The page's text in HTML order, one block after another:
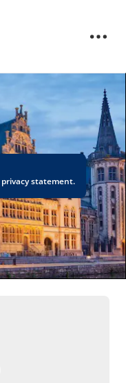
privacy statement.